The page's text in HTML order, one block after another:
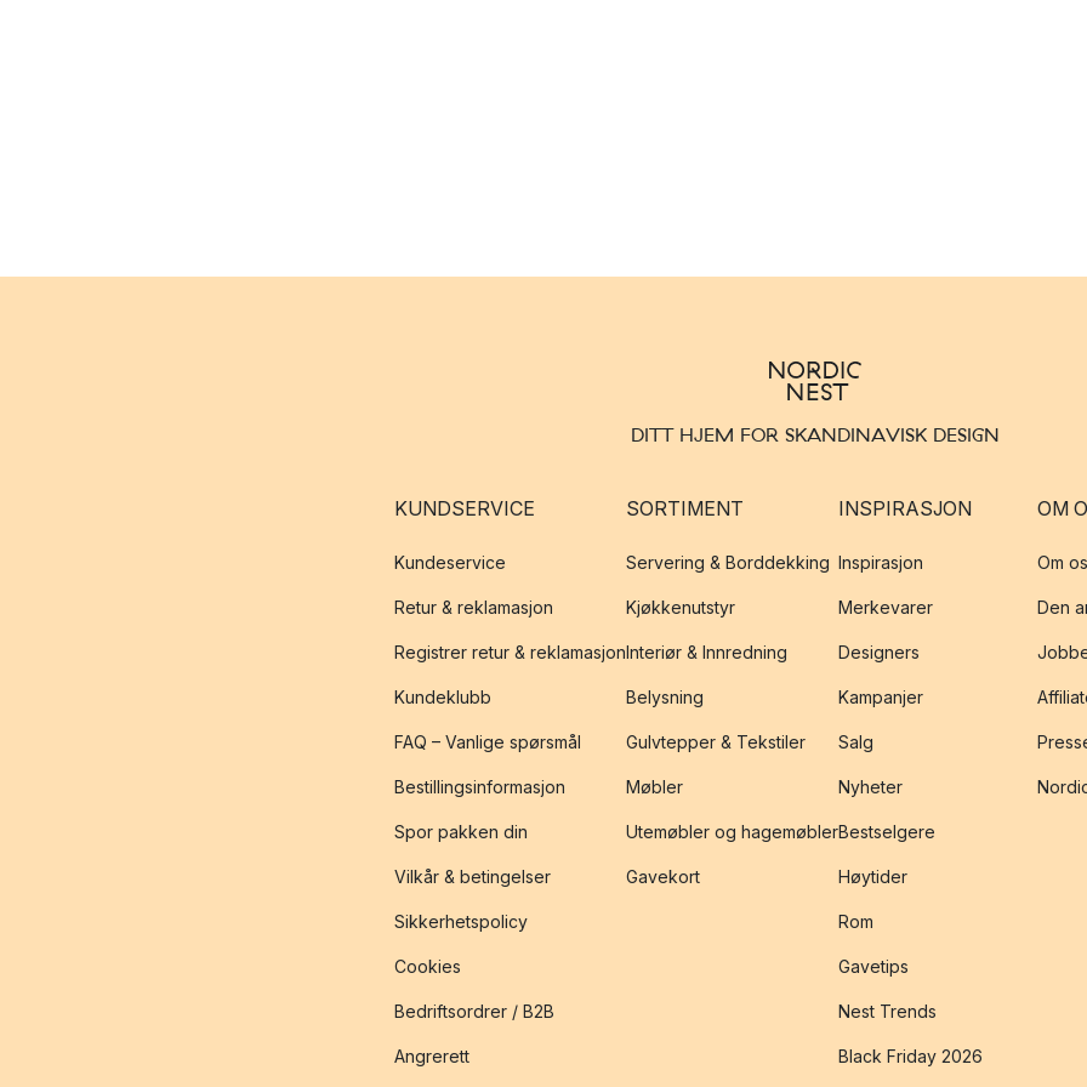
DITT HJEM FOR SKANDINAVISK DESIGN
KUNDSERVICE
Kundeservice
Retur & reklamasjon
Registrer retur & reklamasjon
Kundeklubb
FAQ – Vanlige spørsmål
Bestillingsinformasjon
Spor pakken din
Vilkår & betingelser
Sikkerhetspolicy
Cookies
Bedriftsordrer / B2B
Angrerett
SORTIMENT
Servering & Borddekking
Kjøkkenutstyr
Interiør & Innredning
Belysning
Gulvtepper & Tekstiler
Møbler
Utemøbler og hagemøbler
Gavekort
INSPIRASJON
Inspirasjon
Merkevarer
Designers
Kampanjer
Salg
Nyheter
Bestselgere
Høytider
Rom
Gavetips
Nest Trends
Black Friday 2026
OM
Om
Den